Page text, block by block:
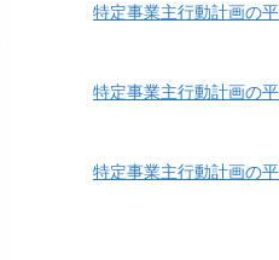
特定事業主行動計画の
特定事業主行動計画の
特定事業主行動計画の